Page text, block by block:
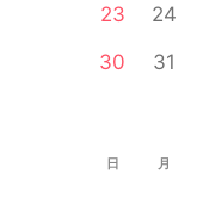
23
24
30
31
日 月